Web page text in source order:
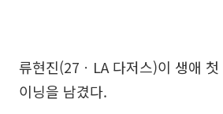
류현진(27ㆍLA 다저스)이 생애
이닝을 남겼다.